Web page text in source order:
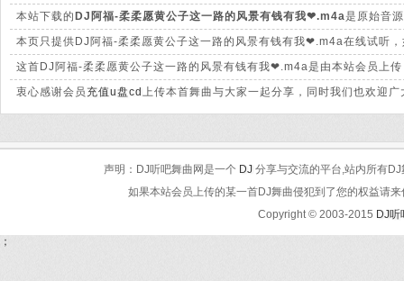
的差别。
本站下载的 DJ阿福-柔柔愿黄公子这一路的风景有钱有我❤.m4a是原始音
晰。
本页只提供DJ阿福-柔柔愿黄公子这一路的风景有钱有我❤.m4a在线试听
这首DJ阿福-柔柔愿黄公子这一路的风景有钱有我❤.m4a是由本站会员上
衷心感谢会员 充值u盘cd 上传本首舞曲与大家一起分享，同时我们也欢迎
声明：DJ听吧舞曲网是一个 DJ 分享与交流的平台,站内所有
如果本站会员上传的某一首DJ舞曲侵犯到了您的权益请
Copyright © 2003-2015 DJ
；